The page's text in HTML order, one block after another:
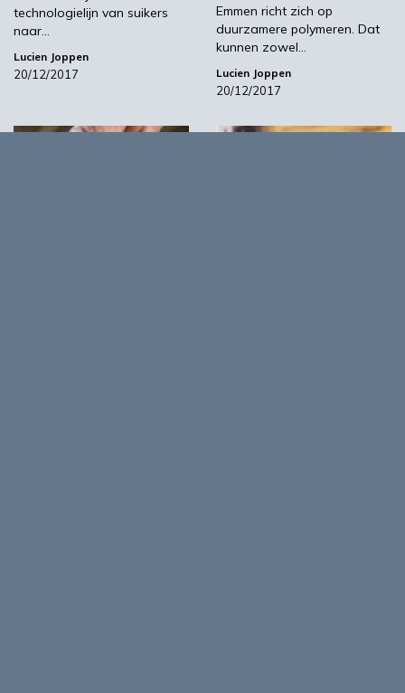
technologielijn van suikers
naar…
Lucien Joppen
20/12/2017
Emmen richt zich op
duurzamere polymeren. Dat
kunnen zowel…
Lucien Joppen
20/12/2017